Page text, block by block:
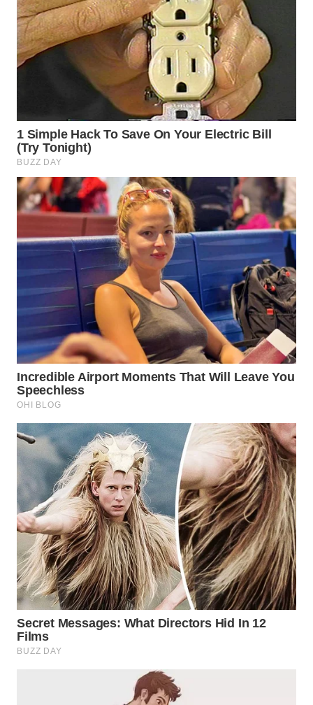
WN
PRIANGAN
TIMUR
WN
SOLO
WN
BOROBUDUR
WN
SURABAYA
WN
NATUNA
WN
WN
MANDALIKA
WN
LIKUPANG
WN
LABUANBAJO
WN
BORNEO